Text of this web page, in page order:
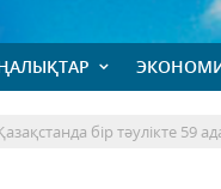
бір тәулікте 59